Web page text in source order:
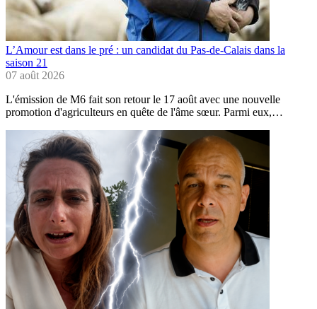
L’Amour est dans le pré : un candidat du Pas-de-Calais dans la
saison 21
07 août 2026
L'émission de M6 fait son retour le 17 août avec une nouvelle
promotion d'agriculteurs en quête de l'âme sœur. Parmi eux,…